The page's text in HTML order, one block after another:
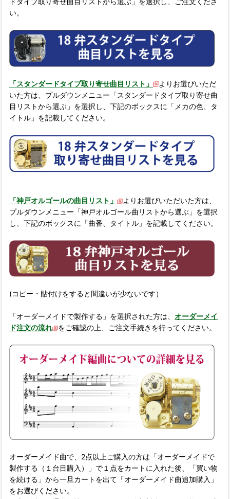
い。
「スタンダードタイプ取り寄せ曲目リスト」
よりお選びいただ
いた方は、プルダウンメニュー「スタンダードタイプ取り寄せ曲
目リストから選ぶ」を選択し、下記のボックスに「メカの色、タ
イトル」を記載してください。
「神戸オルゴールの曲目リスト」
よりお選びいただいた方は、
プルダウンメニュー「神戸オルゴール曲リストから選ぶ」を選択
し、下記のボックスに「曲番、タイトル」を記載してください。
(コピー・貼付けをすると間違いが少ないです）
「オーダーメイドで製作する」を選択された方は、 オーダーメイ
ド注文の流れ
をご確認の上、ご注文手続きを行ってください。
オーダーメイド曲で、2点以上ご購入の方は「オーダーメイドで
製作する（１台目購入）」で１点をカートに入れた後、「買い物
を続ける」から一旦カートを出て「オーダーメイド曲追加購入」
をお選びください。